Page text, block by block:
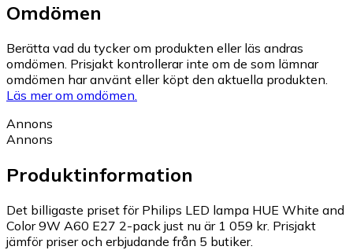
Omdömen
Berätta vad du tycker om produkten eller läs andras
omdömen. Prisjakt kontrollerar inte om de som lämnar
omdömen har använt eller köpt den aktuella produkten.
Läs mer om omdömen.
Annons
Annons
Produktinformation
Det billigaste priset för Philips LED lampa HUE White and
Color 9W A60 E27 2-pack just nu är 1 059 kr. Prisjakt
jämför priser och erbjudande från 5 butiker.